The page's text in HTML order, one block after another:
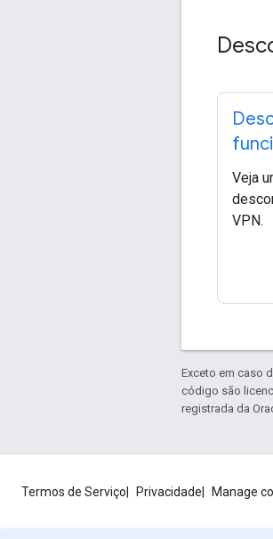
Veja
VPN.
Exceto em caso
código são
registrada da
Termos de Serviço Privacidade Manage